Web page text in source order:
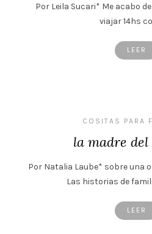
Por Leila Sucari* Me acabo
viajar 14hs
LEER
COSITAS PARA
la madre
Por Natalia Laube* sobre una
Las historias de
LEER